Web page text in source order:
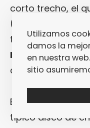
corto trecho, el
(Dead Oceans /
tercer LP que
Khruangbin
alta a nivel
Es posible
típico disco de
Utilizamos
damos la
en nuestra
sitio